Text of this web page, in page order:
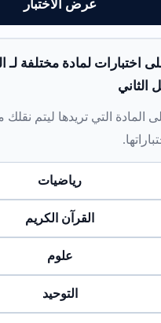
عرض الاختبار
اختبارات لمادة مختلفة
الثاني
المادة التي تريدها ليتم نقلك
رياضيات
القرآن الكريم
علوم
التوحيد